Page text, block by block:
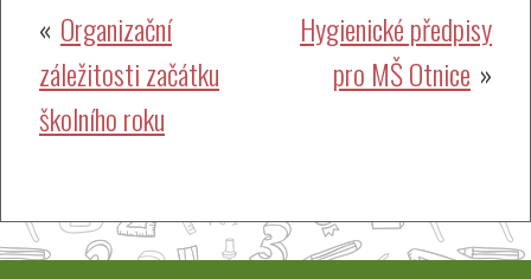
Navigace
pro
příspěvek
Organizační
záležitosti začátku
školního roku
Hygienické předpisy
pro MŠ Otnice